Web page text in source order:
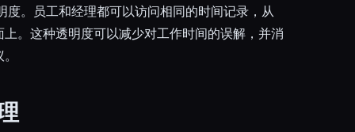
度。员工和经理都可以访问相同的时间记录，从
。这种透明度可以减少对工作时间的误解，并消